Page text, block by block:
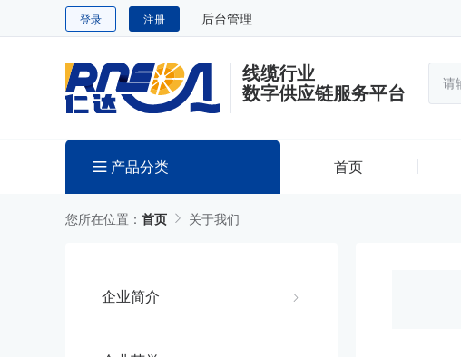
登录 注册 后台管理
线缆行业
数字供应链服务平台
产品分类 首页
您所在位置： 首页 关于我们
企业简介